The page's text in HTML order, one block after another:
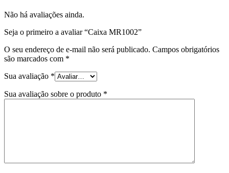
Não há avaliações ainda.
Seja o primeiro a avaliar “Caixa MR1002”
O seu endereço de e-mail não será publicado. Campos obrigatórios
são marcados com *
Sua avaliação *
Sua avaliação sobre o produto *